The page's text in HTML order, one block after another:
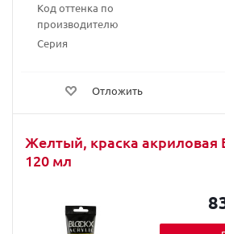
Код оттенка по
производителю
Серия
Отложить
Желтый, краска акриловая
120 мл